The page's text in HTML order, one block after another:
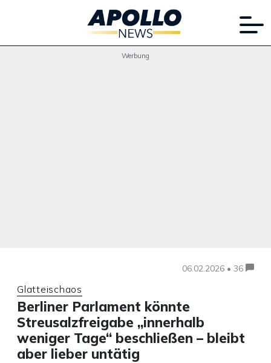
Werbung
06.02.2026 • 36
Glatteischaos
Berliner Parlament könnte
Streusalzfreigabe „innerhalb
weniger Tage“ beschließen – bleibt
aber lieber untätig